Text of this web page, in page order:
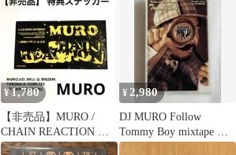
¥1,780
【非売品】MURO /
CHAIN REACTION 特
典ステッカー 2003
¥ 2,980
DJ MURO Follow
Tommy Boy mixtape ミ
ックステープ